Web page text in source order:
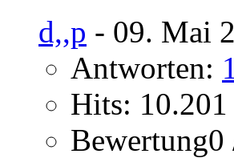
d,,p - 09. Mai
Antworten: 1
Hits: 10.201
Bewertung0